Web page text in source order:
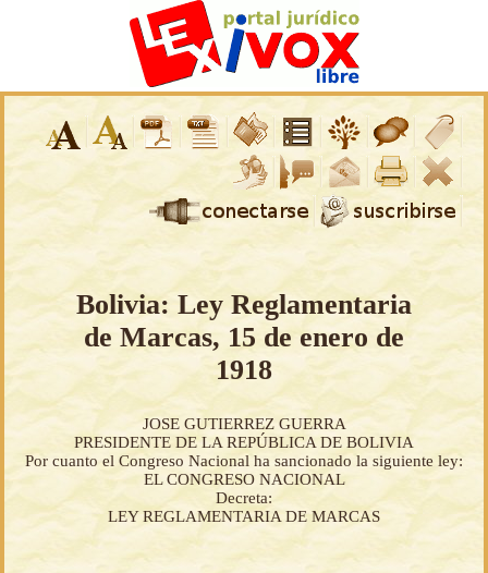
Bolivia: Ley Reglamentaria
de Marcas, 15 de enero de
1918
JOSE GUTIERREZ GUERRA
PRESIDENTE DE LA REPÚBLICA DE BOLIVIA
Por cuanto el Congreso Nacional ha sancionado la siguiente ley:
EL CONGRESO NACIONAL
Decreta:
LEY REGLAMENTARIA DE MARCAS